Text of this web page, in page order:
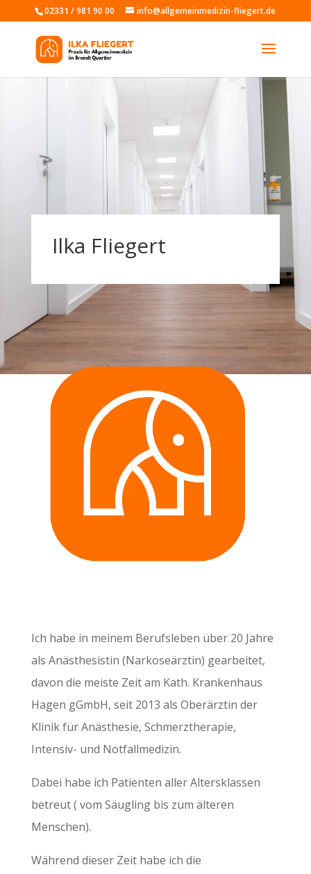
02331 / 981 90 00 info@allgemeinmedizin-fliegert.de
Ilka Fliegert
Ich habe in meinem Berufsleben über 20 Jahre
als Anästhesistin (Narkoseärztin) gearbeitet,
davon die meiste Zeit am Kath. Krankenhaus
Hagen gGmbH, seit 2013 als Oberärztin der
Klinik für Anästhesie, Schmerztherapie,
Intensiv- und Notfallmedizin.
Dabei habe ich Patienten aller Altersklassen
betreut ( vom Säugling bis zum älteren
Menschen).
Während dieser Zeit habe ich die